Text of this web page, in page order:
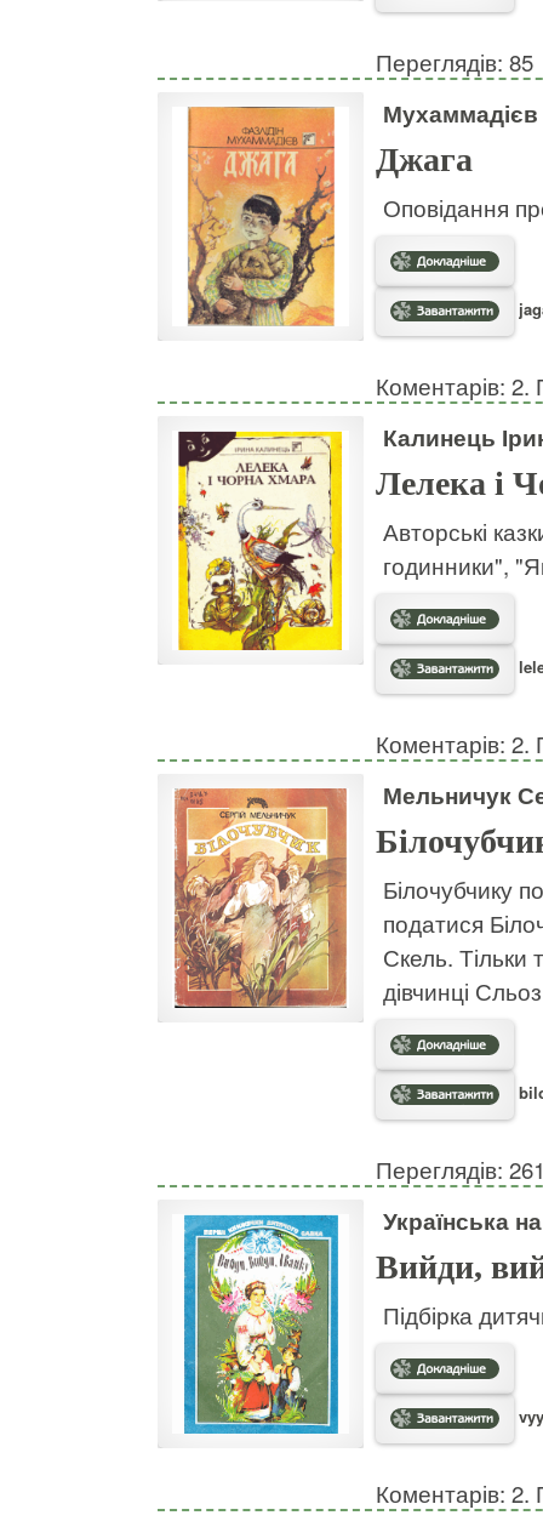
Переглядів: 85
Мухаммадієв
Джага
Оповідання
Коментарів: 2.
Калинець
Лелека і
Авторські
годинники",
Коментарів: 2.
Мельничук
Білочубчику
податися
Скель. Тільки
дівчинці
Переглядів:
Українська
Вийди,
Підбірка
Коментарів: 2.